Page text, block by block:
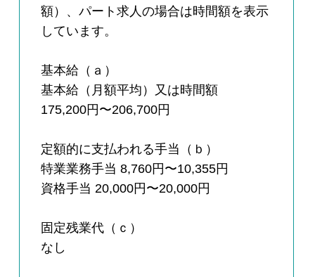
額）、パート求人の場合は時間額を表示
しています。
基本給（ａ）
基本給（月額平均）又は時間額
175,200円〜206,700円
定額的に支払われる手当（ｂ）
特業業務手当 8,760円〜10,355円
資格手当 20,000円〜20,000円
固定残業代（ｃ）
なし